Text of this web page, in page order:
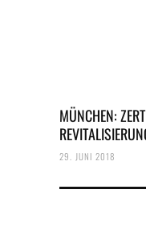
MÜNCHEN:
29. JUNI 2018